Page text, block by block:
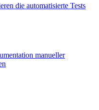
die automatisierte Tests
manueller